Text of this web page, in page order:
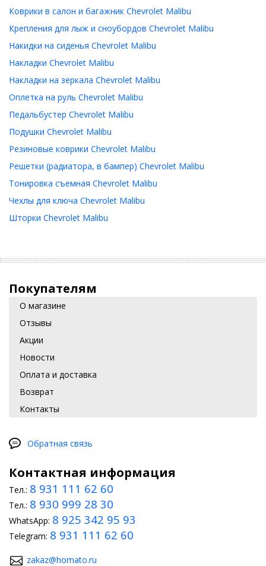
Коврики в салон и багажник Chevrolet Malibu
Крепления для лыж и сноубордов Chevrolet Malibu
Накидки на сиденья Chevrolet Malibu
Накладки Chevrolet Malibu
Накладки на зеркала Chevrolet Malibu
Оплетка на руль Chevrolet Malibu
Педальбустер Chevrolet Malibu
Подушки Chevrolet Malibu
Резиновые коврики Chevrolet Malibu
Решетки (радиатора, в бампер) Chevrolet Malibu
Тонировка съемная Chevrolet Malibu
Чехлы для ключа Chevrolet Malibu
Шторки Chevrolet Malibu
Покупателям
О магазине
Отзывы
Акции
Новости
Оплата и доставка
Возврат
Контакты
Обратная связь
Контактная информация
Тел.: 8 931 111 62 60
Тел.: 8 930 999 28 30
WhatsApp: 8 925 342 95 93
Telegram: 8 931 111 62 60
zakaz@homato.ru